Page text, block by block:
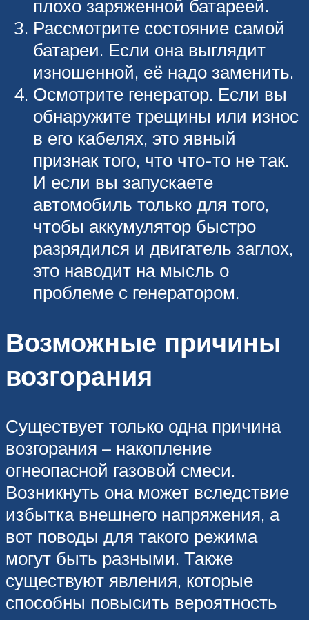
плохо заряженной батареей.
Рассмотрите состояние самой
батареи. Если она выглядит
изношенной, её надо заменить.
Осмотрите генератор. Если вы
обнаружите трещины или износ
в его кабелях, это явный
признак того, что что-то не так.
И если вы запускаете
автомобиль только для того,
чтобы аккумулятор быстро
разрядился и двигатель заглох,
это наводит на мысль о
проблеме с генератором.
Возможные причины
возгорания
Существует только одна причина
возгорания – накопление
огнеопасной газовой смеси.
Возникнуть она может вследствие
избытка внешнего напряжения, а
вот поводы для такого режима
могут быть разными. Также
существуют явления, которые
способны повысить вероятность